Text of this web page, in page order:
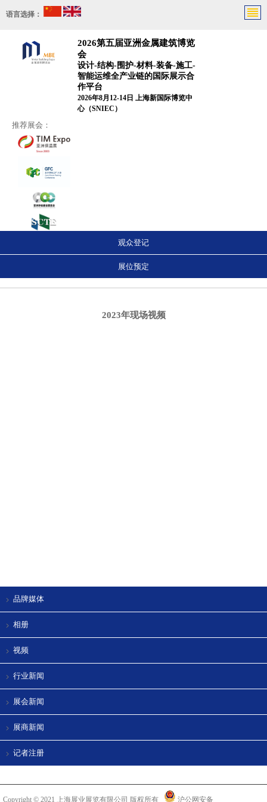
语言选择：
2026第五届亚洲金属建筑博览
会
设计-结构-围护-材料-装备-施工-
智能运维全产业链的国际展示合
作平台
2026年8月12-14日 上海新国际博览中
心（SNIEC）
推荐展会：
观众登记
展位预定
2023年现场视频
品牌媒体
相册
视频
行业新闻
展会新闻
展商新闻
记者注册
Copyright © 2021 上海展业展览有限公司 版权所有 沪公网安备